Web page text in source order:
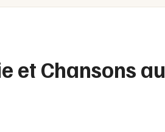
et Chansons au